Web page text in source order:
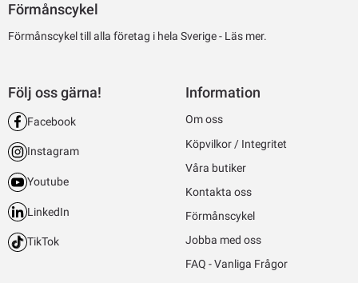
Förmånscykel
Förmånscykel till alla företag i hela Sverige - Läs mer.
Följ oss gärna!
Facebook
Instagram
Youtube
LinkedIn
TikTok
Information
Om oss
Köpvilkor / Integritet
Våra butiker
Kontakta oss
Förmånscykel
Jobba med oss
FAQ - Vanliga Frågor